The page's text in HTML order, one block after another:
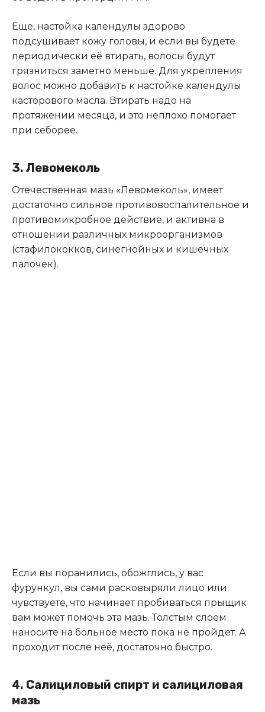
Еще, настойка календулы здорово
подсушивает кожу головы, и если вы будете
периодически её втирать, волосы будут
грязниться заметно меньше. Для укрепления
волос можно добавить к настойке календулы
касторового масла. Втирать надо на
протяжении месяца, и это неплохо помогает
при себорее.
3. Левомеколь
Отечественная мазь «Левомеколь», имеет
достаточно сильное противовоспалительное и
противомикробное действие, и активна в
отношении различных микроорганизмов
(стафилококков, синегнойных и кишечных
палочек).
Если вы поранились, обожглись, у вас
фурункул, вы сами расковыряли лицо или
чувствуете, что начинает пробиваться прыщик
вам может помочь эта мазь. Толстым слоем
наносите на больное место пока не пройдет. А
проходит после неё, достаточно быстро.
4. Салициловый спирт и салициловая
мазь